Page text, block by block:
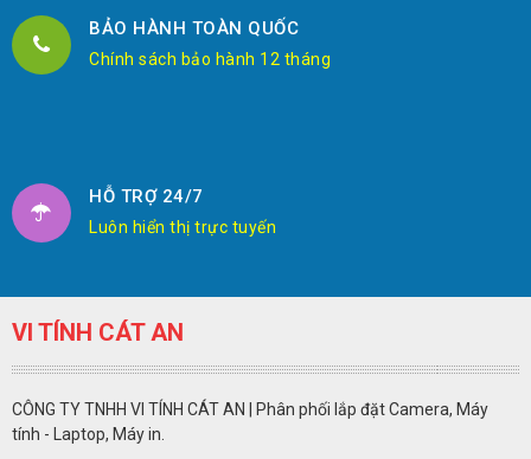
BẢO HÀNH TOÀN QUỐC
Chính sách bảo hành 12 tháng
HỖ TRỢ 24/7
Luôn hiển thị trực tuyến
VI TÍNH CÁT AN
CÔNG TY TNHH VI TÍNH CÁT AN | Phân phối lắp đặt Camera, Máy
tính - Laptop, Máy in.